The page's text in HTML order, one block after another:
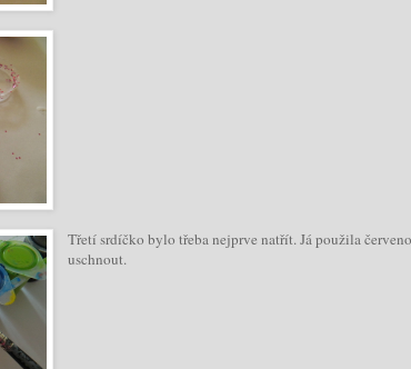
Třetí srdíčko bylo třeba nejprve natřít. Já použila
uschnout.